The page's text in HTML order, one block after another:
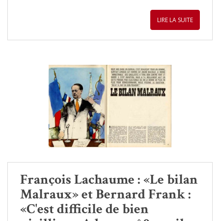
LIRE LA SUITE
François Lachaume : «Le bilan
Malraux» et Bernard Frank :
«C'est difficile de bien